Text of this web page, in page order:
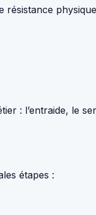
résistance
: l’entraide, le
étapes :